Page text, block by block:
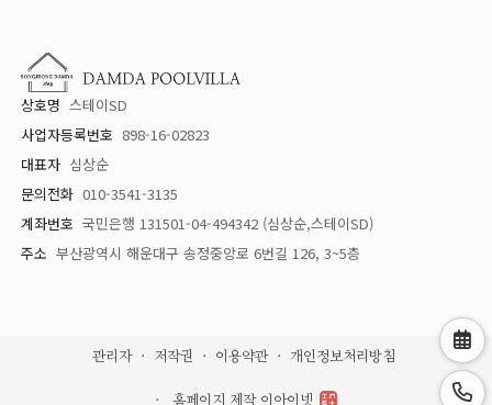
상호명 스테이SD
사업자등록번호 898-16-02823
대표자 심상순
문의전화 010-3541-3135
계좌번호 국민은행 131501-04-494342 (심상순,스테이SD)
주소 부산광역시 해운대구 송정중앙로 6번길 126, 3~5층
관리자 저작권 이용약관 개인정보처리방침
홈페이지 제작 이아이넷